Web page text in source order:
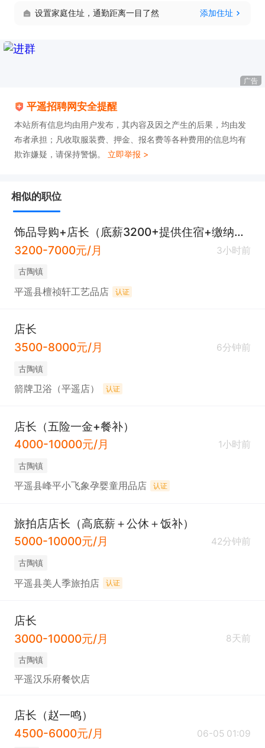
设置家庭住址，通勤距离一目了然 添加住址
广告
平遥招聘网安全提醒
本站所有信息均由用户发布，其内容及因之产生的后果，均由发
布者承担；凡收取服装费、押金、报名费等各种费用的信息均有
欺诈嫌疑，请保持警惕。 立即举报 >
相似的职位
饰品导购+店长（底薪3200+提供住宿+缴纳保险）
3200-7000元/月
3小时前
古陶镇
平遥县檀祯轩工艺品店 认证
店长
3500-8000元/月
6分钟前
古陶镇
箭牌卫浴（平遥店） 认证
店长（五险一金+餐补）
4000-10000元/月
1小时前
古陶镇
平遥县峰平小飞象孕婴童用品店 认证
旅拍店店长（高底薪＋公休＋饭补）
5000-10000元/月
42分钟前
古陶镇
平遥县美人季旅拍店 认证
店长
3000-10000元/月
8天前
古陶镇
平遥汉乐府餐饮店
店长（赵一鸣）
4500-6000元/月
06-05 01:09